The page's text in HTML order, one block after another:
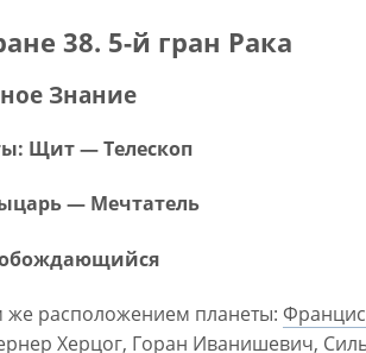
38. 5-й гран Рака
Знание
Щит — Телескоп
— Мечтатель
же расположением планеты:
Херцог, Горан Иванишевич,